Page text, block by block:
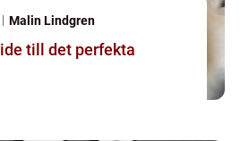
Malin Lindgren
till det perfekta